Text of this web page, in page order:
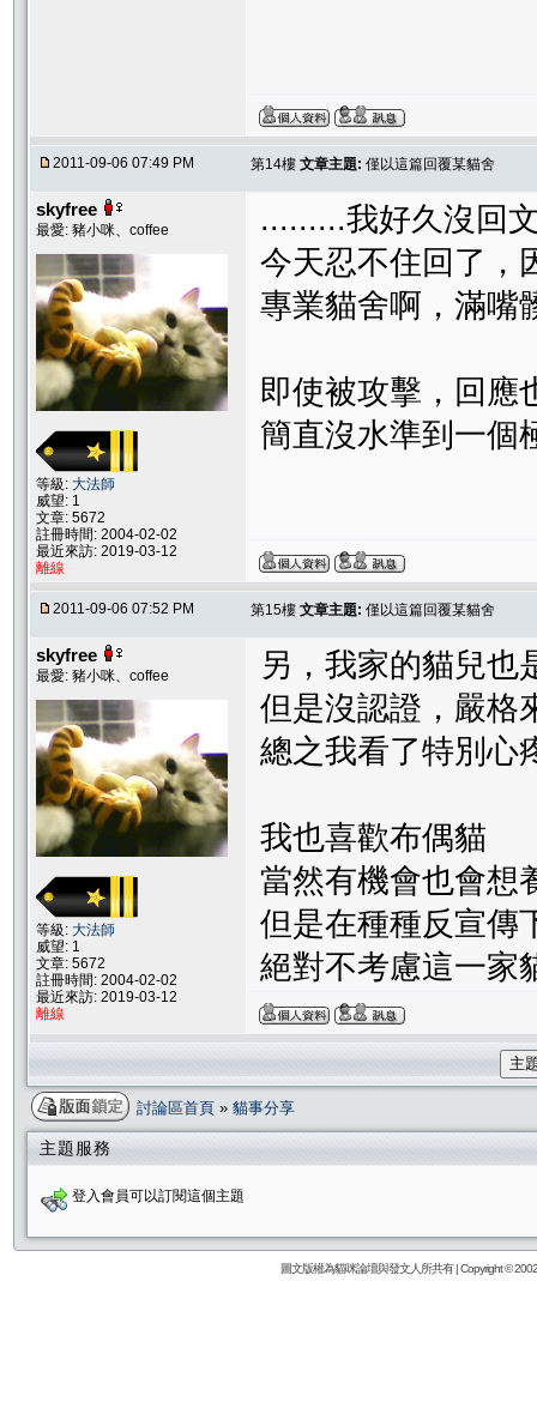
2011-09-06 07:49 PM 第14樓 文章主題: 僅以這篇回覆某貓舍
skyfree
最愛: 豬小咪、coffee
等級: 大法師
威望: 1
文章: 5672
註冊時間: 2004-02-02
最近來訪: 2019-03-12
離線
.........我好久沒回
今天忍不住回了，
專業貓舍啊，滿
即使被攻擊，回應
簡直沒水準到一個
2011-09-06 07:52 PM 第15樓 文章主題: 僅以這篇回覆某貓舍
skyfree
最愛: 豬小咪、coffee
等級: 大法師
威望: 1
文章: 5672
註冊時間: 2004-02-02
最近來訪: 2019-03-12
離線
另，我家的貓兒也
但是沒認證，嚴格
總之我看了特別
我也喜歡布偶貓
當然有機會也會想
但是在種種反宣傳
絕對不考慮這一家
主
討論區首頁 » 貓事分享
主題服務
登入會員可以訂閱這個主題
圖文版權為貓咪論壇與發文人所共有 | Copyright ©